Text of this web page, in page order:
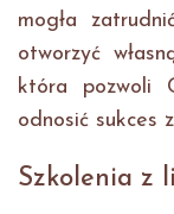
mogła
otworzyć
która pozwoli
odnosić sukces
Szkolenia z